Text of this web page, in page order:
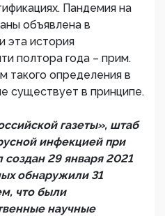
Пандемия на
объявлена в
эта история
полтора года – прим.
определения в
существует в принципе.
газеты», штаб
инфекцией при
29 января 2021
обнаружили 31
что были
научные